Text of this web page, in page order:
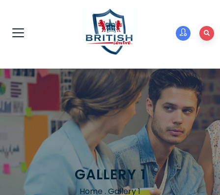
GALLERY 1
Home . Gallery 1